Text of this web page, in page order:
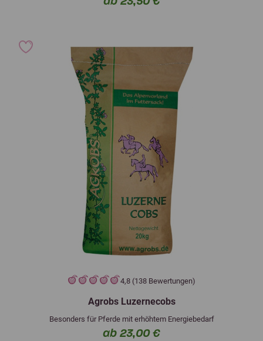
4,8 (138 Bewertungen)
Agrobs Luzernecobs
Besonders für Pferde mit erhöhtem Energiebedarf
ab 23,00 €